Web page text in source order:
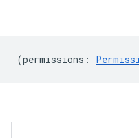
(permissions :